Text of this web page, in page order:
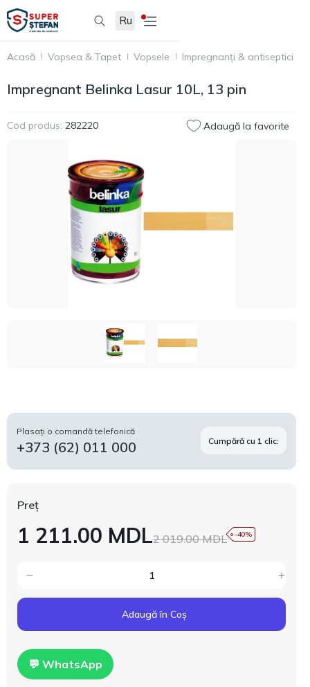
Ru
Acasă Vopsea & Tapet Vopsele Impregnanți & antiseptici
Impregnant Belinka Lasur 10L, 13 pin
Cod produs: 282220 Adaugă la favorite
Plasați o comandă telefonică
+373 (62) 011 000 Cumpără cu 1 clic:
Preț
2 019.00 MDL
1 211.00 MDL -40%
Adaugă în Coș
💬 WhatsApp